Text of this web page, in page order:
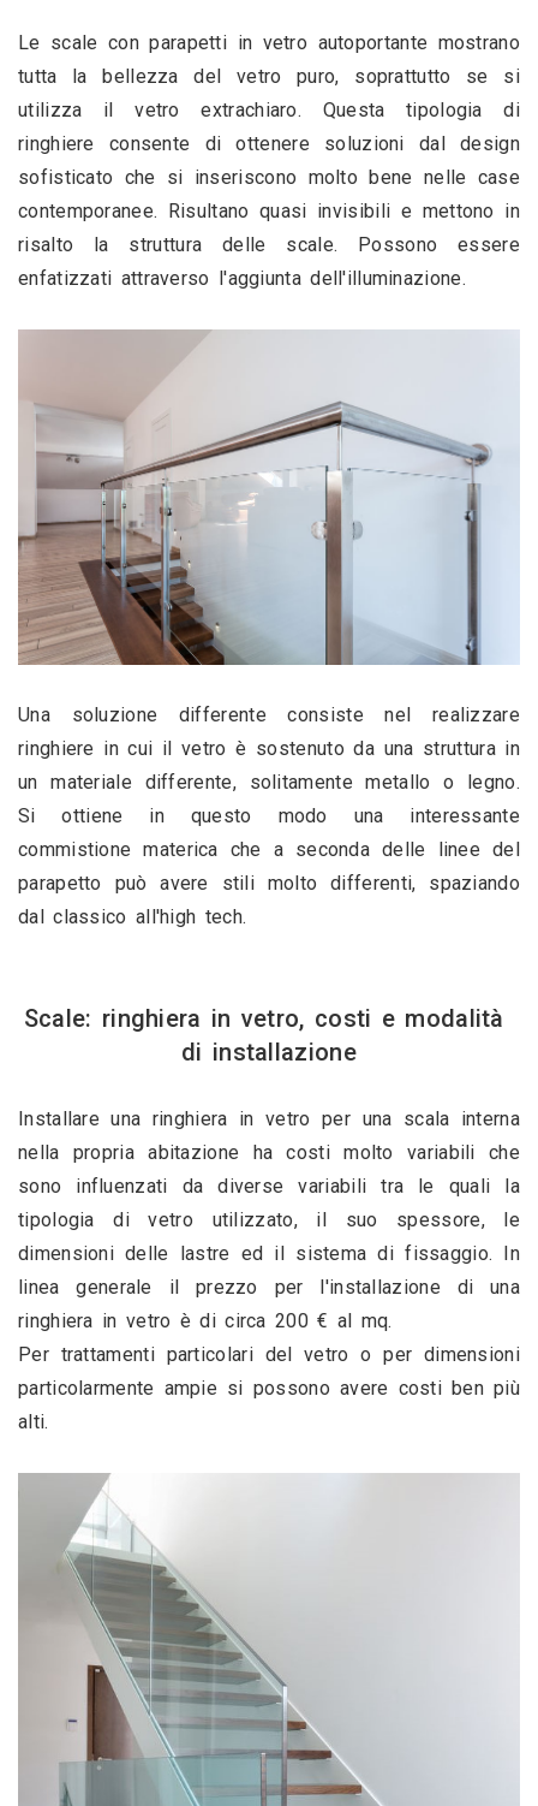
Le scale con parapetti in vetro autoportante mostrano
tutta la bellezza del vetro puro, soprattutto se si
utilizza il vetro extrachiaro. Questa tipologia di
ringhiere consente di ottenere soluzioni dal design
sofisticato che si inseriscono molto bene nelle case
contemporanee. Risultano quasi invisibili e mettono in
risalto la struttura delle scale. Possono essere
enfatizzati attraverso l'aggiunta dell'illuminazione.
Una soluzione differente consiste nel realizzare
ringhiere in cui il vetro è sostenuto da una struttura in
un materiale differente, solitamente metallo o legno.
Si ottiene in questo modo una interessante
commistione materica che a seconda delle linee del
parapetto può avere stili molto differenti, spaziando
dal classico all'high tech.
Scale: ringhiera in vetro, costi e modalità
di installazione
Installare una ringhiera in vetro per una scala interna
nella propria abitazione ha costi molto variabili che
sono influenzati da diverse variabili tra le quali la
tipologia di vetro utilizzato, il suo spessore, le
dimensioni delle lastre ed il sistema di fissaggio. In
linea generale il prezzo per l'installazione di una
ringhiera in vetro è di circa 200 € al mq.
Per trattamenti particolari del vetro o per dimensioni
particolarmente ampie si possono avere costi ben più
alti.